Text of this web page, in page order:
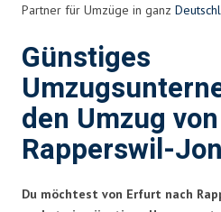
Partner für Umzüge in ganz
Günstiges
den Umzug
Rapperswil-
Du möchtest von Erfurt nach